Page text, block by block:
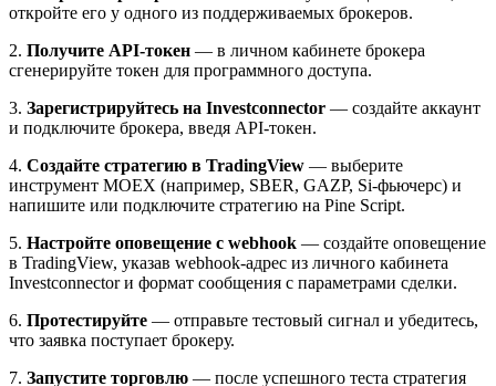
откройте его у одного из поддерживаемых брокеров.
2. Получите API-токен — в личном кабинете брокера
сгенерируйте токен для программного доступа.
3. Зарегистрируйтесь на Investconnector — создайте аккаунт
и подключите брокера, введя API-токен.
4. Создайте стратегию в TradingView — выберите
инструмент MOEX (например, SBER, GAZP, Si-фьючерс) и
напишите или подключите стратегию на Pine Script.
5. Настройте оповещение с webhook — создайте оповещение
в TradingView, указав webhook-адрес из личного кабинета
Investconnector и формат сообщения с параметрами сделки.
6. Протестируйте — отправьте тестовый сигнал и убедитесь,
что заявка поступает брокеру.
7. Запустите торговлю — после успешного теста стратегия